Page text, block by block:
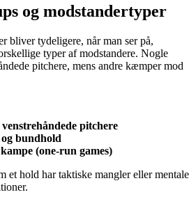
og modstandertyper
bliver tydeligere, når man ser på,
typer af modstandere. Nogle
pitchere, mens andre kæmper mod
pitchere
bundhold
(one-run games)
et hold har taktiske mangler eller mentale